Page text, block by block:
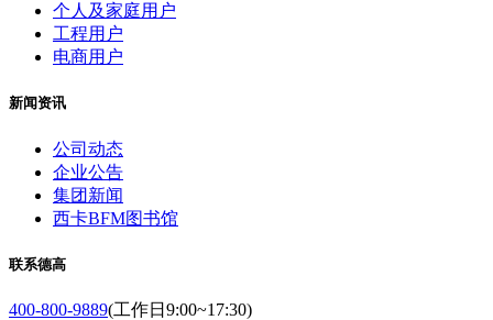
个人及家庭用户
工程用户
电商用户
新闻资讯
公司动态
企业公告
集团新闻
西卡BFM图书馆
联系德高
400-800-9889(工作日9:00~17:30)